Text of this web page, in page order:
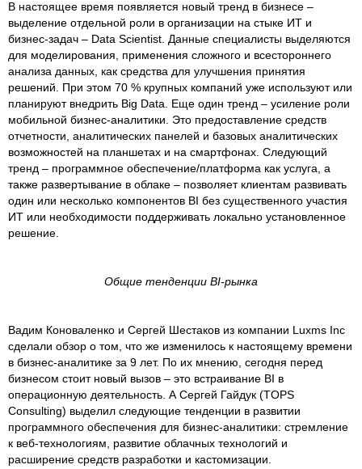
В настоящее время появляется новый тренд в бизнесе –
выделение отдельной роли в организации на стыке ИТ и
бизнес-задач – Data Scientist. Данные специалисты выделяются
для моделирования, применения сложного и всестороннего
анализа данных, как средства для улучшения принятия
решений. При этом 70 % крупных компаний уже используют или
планируют внедрить Big Data. Еще один тренд – усиление роли
мобильной бизнес-аналитики. Это предоставление средств
отчетности, аналитических панелей и базовых аналитических
возможностей на планшетах и на смартфонах. Следующий
тренд – программное обеспечение/платформа как услуга, а
также развертывание в облаке – позволяет клиентам развивать
один или несколько компонентов BI без существенного участия
ИТ или необходимости поддерживать локально установленное
решение.
Общие тенденции BI-рынка
Вадим Коноваленко и Сергей Шестаков из компании Luxms Inc
сделали обзор о том, что же изменилось к настоящему времени
в бизнес-аналитике за 9 лет. По их мнению, сегодня перед
бизнесом стоит новый вызов – это встраивание BI в
операционную деятельность. А Сергей Гайдук (TOPS
Consulting) выделил следующие тенденции в развитии
программного обеспечения для бизнес-аналитики: стремление
к веб-технологиям, развитие облачных технологий и
расширение средств разработки и кастомизации.